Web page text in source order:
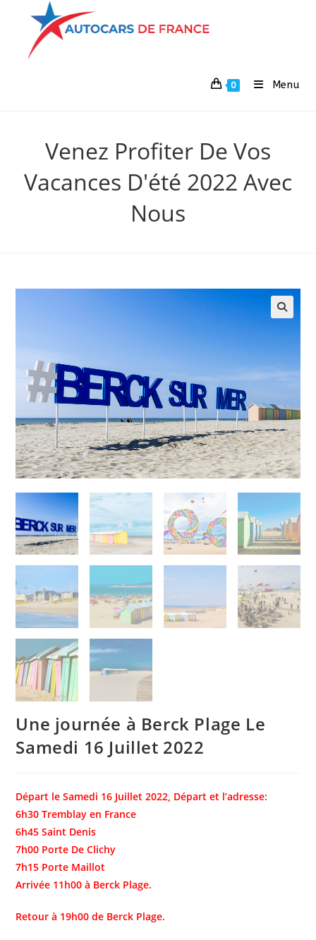
0 Menu
Venez Profiter De Vos
Vacances D'été 2022 Avec
Nous
Une journée à Berck Plage Le
Samedi 16 Juillet 2022
Départ le Samedi 16 Juillet 2022, Départ et l’adresse:
6h30 Tremblay en France
6h45 Saint Denis
7h00 Porte De Clichy
7h15 Porte Maillot
Arrivée 11h00 à Berck Plage.
Retour à 19h00 de Berck Plage.